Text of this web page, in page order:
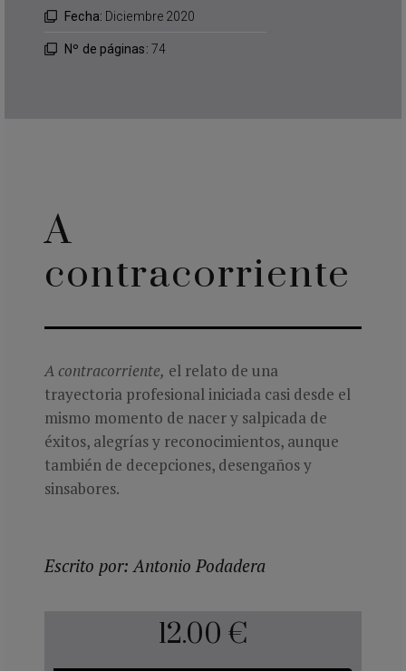
Fecha: Diciembre 2020
Nº de páginas: 74
A
contracorriente
A contracorriente, el relato de una
trayectoria profesional iniciada casi desde el
mismo momento de nacer y salpicada de
éxitos, alegrías y reconocimientos, aunque
también de decepciones, desengaños y
sinsabores.
Escrito por: Antonio Podadera
12.00 €